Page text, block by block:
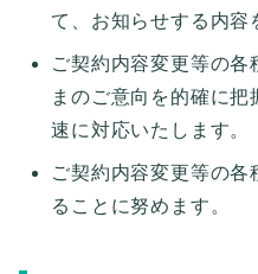
て、お知らせする内容
ご契約内容変更等の各
まのご意向を的確に
速に対応いたします。
ご契約内容変更等の
ることに努めます。